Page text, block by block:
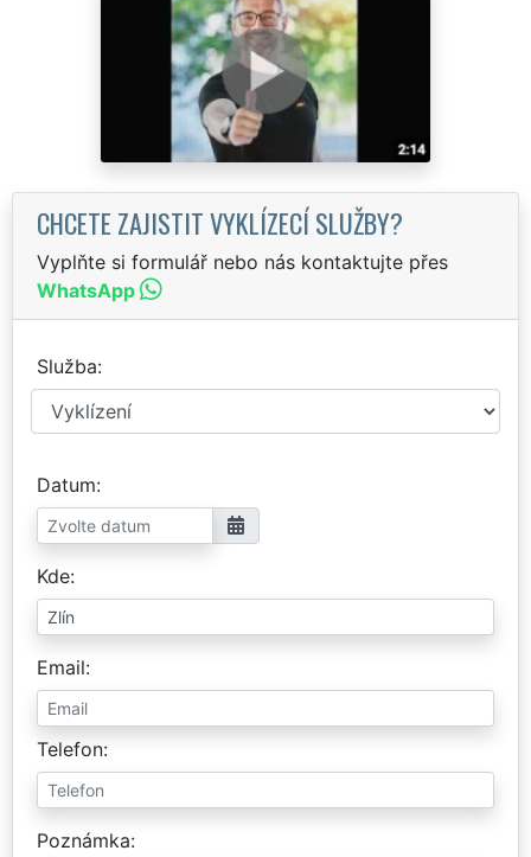
CHCETE ZAJISTIT VYKLÍZECÍ SLUŽBY?
Vyplňte si formulář nebo nás kontaktujte přes
WhatsApp
Služba
Datum
Kde
Email
Telefon
Poznámka